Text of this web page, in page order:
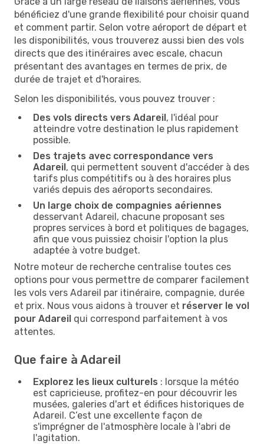
bénéficiez d'une grande flexibilité pour choisir quand
et comment partir. Selon votre aéroport de départ et
les disponibilités, vous trouverez aussi bien des vols
directs que des itinéraires avec escale, chacun
présentant des avantages en termes de prix, de
durée de trajet et d'horaires.
Selon les disponibilités, vous pouvez trouver :
Des vols directs vers Adareil, l'idéal pour
atteindre votre destination le plus rapidement
possible.
Des trajets avec correspondance vers
Adareil, qui permettent souvent d'accéder à des
tarifs plus compétitifs ou à des horaires plus
variés depuis des aéroports secondaires.
Un large choix de compagnies aériennes
desservant Adareil, chacune proposant ses
propres services à bord et politiques de bagages,
afin que vous puissiez choisir l'option la plus
adaptée à votre budget.
Notre moteur de recherche centralise toutes ces
options pour vous permettre de comparer facilement
les vols vers Adareil par itinéraire, compagnie, durée
et prix. Nous vous aidons à trouver et réserver le vol
pour Adareil qui correspond parfaitement à vos
attentes.
Que faire à Adareil
Explorez les lieux culturels : lorsque la météo
est capricieuse, profitez-en pour découvrir les
musées, galeries d'art et édifices historiques de
Adareil. C’est une excellente façon de
s'imprégner de l'atmosphère locale à l'abri de
l'agitation.